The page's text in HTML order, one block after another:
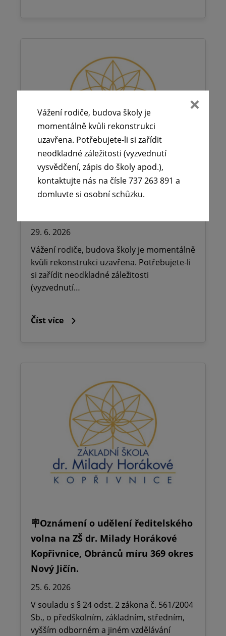
🕧 Úřední dny v době letních
29. 6. 2026
Vážení rodiče, budova školy je momentálně
kvůli rekonstrukci uzavřena. Potřebujete-li
si zařídit neodkladné záležitosti
(vyzvednutí…
Číst více
🪧Oznámení o udělení ředitelského
volna na ZŠ dr. Milady Horákové
Kopřivnice, Obránců míru 369 okres
Nový Jičín.
25. 6. 2026
V souladu s § 24 odst. 2 zákona č. 561/2004
Sb., o předškolním, základním, středním,
vyšším odborném a jiném vzdělávání
Vážení rodiče, budova školy je
momentálně kvůli rekonstrukci
uzavřena. Potřebujete-li si zařídit
neodkladné záležitosti (vyzvednutí
vysvědčení, zápis do školy apod.),
kontaktujte nás na čísle 737 263 891 a
domluvte si osobní schůzku.